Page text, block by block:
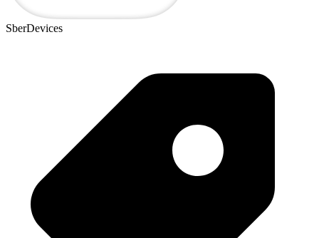
SberDevices